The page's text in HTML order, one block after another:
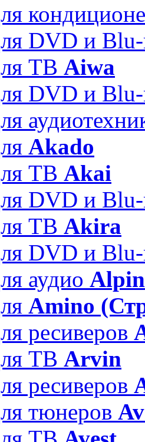
DVD и
ТВ Aiwa
DVD и
Akado
ТВ Akai
DVD и
ТВ Akira
DVD и
аудио
Amino
ресиверов
ТВ Arvin
ресиверов
тюнеров